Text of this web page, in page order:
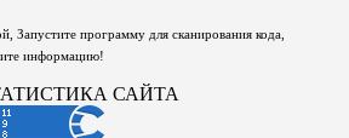
Запустите программу для сканирования кода,
информацию!
САЙТА